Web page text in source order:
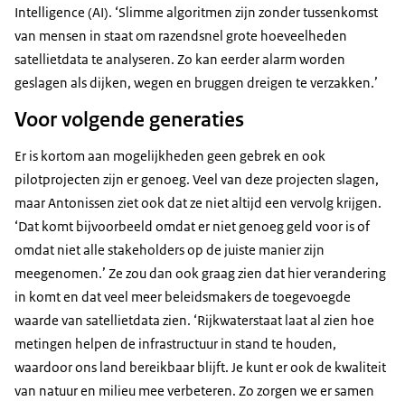
Intelligence (AI). ‘Slimme algoritmen zijn zonder tussenkomst
van mensen in staat om razendsnel grote hoeveelheden
satellietdata te analyseren. Zo kan eerder alarm worden
geslagen als dijken, wegen en bruggen dreigen te verzakken.’
Voor volgende generaties
Er is kortom aan mogelijkheden geen gebrek en ook
pilotprojecten zijn er genoeg. Veel van deze projecten slagen,
maar Antonissen ziet ook dat ze niet altijd een vervolg krijgen.
‘Dat komt bijvoorbeeld omdat er niet genoeg geld voor is of
omdat niet alle stakeholders op de juiste manier zijn
meegenomen.’ Ze zou dan ook graag zien dat hier verandering
in komt en dat veel meer beleidsmakers de toegevoegde
waarde van satellietdata zien. ‘Rijkwaterstaat laat al zien hoe
metingen helpen de infrastructuur in stand te houden,
waardoor ons land bereikbaar blijft. Je kunt er ook de kwaliteit
van natuur en milieu mee verbeteren. Zo zorgen we er samen